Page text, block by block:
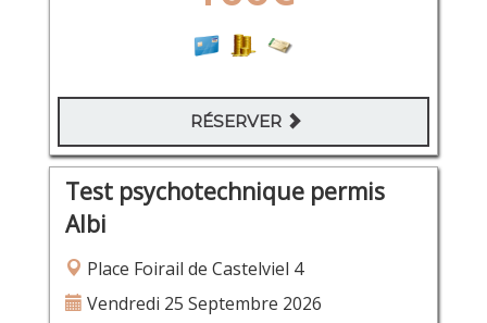
RÉSERVER
Test psychotechnique permis
Albi
Place Foirail de Castelviel 4
Vendredi 25 Septembre 2026